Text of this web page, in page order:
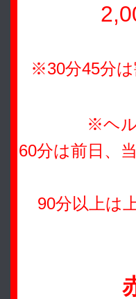
※30分45分は
※ヘ
60分は前日、
90分以上は